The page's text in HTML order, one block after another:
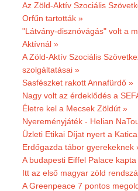
Az Zöld-Aktív Szociális
Orfűn tartották »
"Látvány-disznóvágás" volt a
Aktívnál »
A Zöld-Aktív Szociális
szolgáltatásai »
Sasfészket rakott Annafürdő »
Nagy volt az érdeklődés a
Életre kel a Mecsek Zöldút »
Nyereményjáték - Helian
Üzleti Etikai Díjat nyert a
Erdőgazda tábor gyerekeknek
A budapesti Eiffel Palace
Itt az első magyar zöld
A Greenpeace 7 pontos